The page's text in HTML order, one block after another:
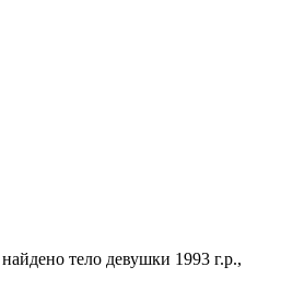
тело девушки 1993 г.р.,